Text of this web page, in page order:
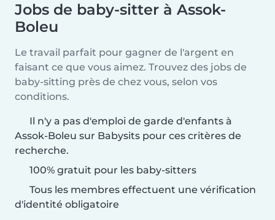
Jobs de baby-sitter à Assok-
Boleu
Le travail parfait pour gagner de l'argent en
faisant ce que vous aimez. Trouvez des jobs de
baby-sitting près de chez vous, selon vos
conditions.
Il n'y a pas d'emploi de garde d'enfants à
Assok-Boleu sur Babysits pour ces critères de
recherche.
100% gratuit pour les baby-sitters
Tous les membres effectuent une vérification
d'identité obligatoire